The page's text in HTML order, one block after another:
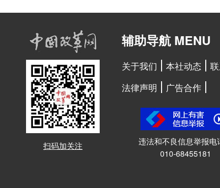
扫码加关注
辅助导航 MENU
关于我们 本社动态
法律声明
广告合作
违法和不良信息举报电
010-68455181